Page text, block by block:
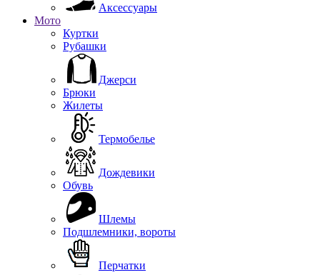
Аксессуары
Мото
Куртки
Рубашки
Джерси
Брюки
Жилеты
Термобелье
Дождевики
Обувь
Шлемы
Подшлемники, вороты
Перчатки